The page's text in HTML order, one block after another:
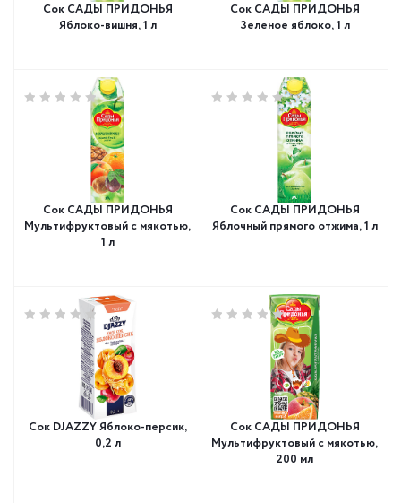
Сок САДЫ ПРИДОНЬЯ
Яблоко-вишня, 1 л
Сок САДЫ ПРИДОНЬЯ
Зеленое яблоко, 1 л
Сок САДЫ ПРИДОНЬЯ
Мультифруктовый с мякотью,
1 л
Сок САДЫ ПРИДОНЬЯ
Яблочный прямого отжима, 1 л
Сок DJAZZY Яблоко-персик,
0,2 л
Сок САДЫ ПРИДОНЬЯ
Мультифруктовый с мякотью,
200 мл